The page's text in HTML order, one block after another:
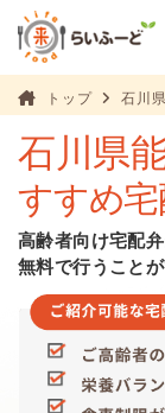
トップ 石川県
石川県
すすめ宅
高齢者向け宅配
無料で行うことが